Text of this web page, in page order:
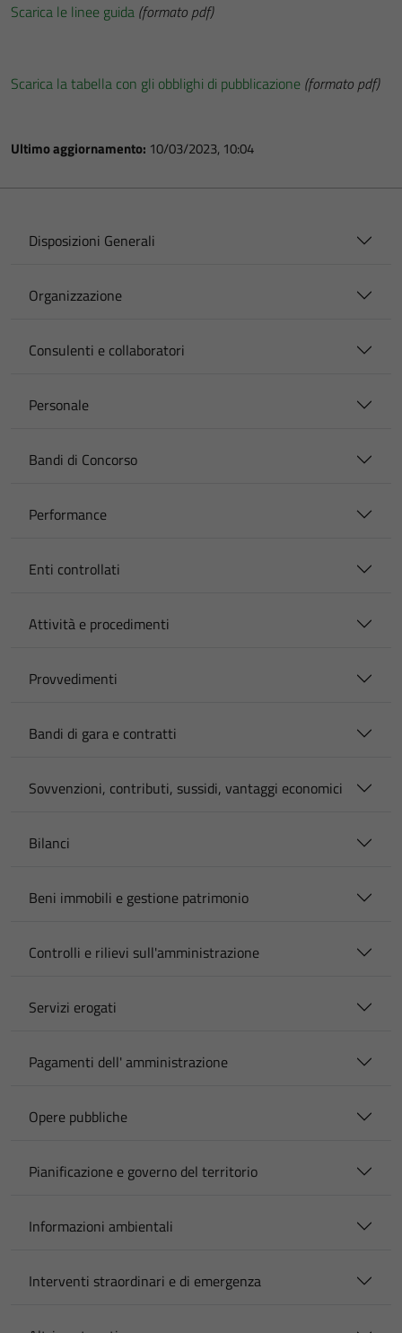
Scarica le linee guida (formato pdf)
Scarica la tabella con gli obblighi di pubblicazione (formato pdf)
Ultimo aggiornamento: 10/03/2023, 10:04
Disposizioni Generali
Organizzazione
Consulenti e collaboratori
Personale
Bandi di Concorso
Performance
Enti controllati
Attività e procedimenti
Provvedimenti
Bandi di gara e contratti
Sovvenzioni, contributi, sussidi, vantaggi economici
Bilanci
Beni immobili e gestione patrimonio
Controlli e rilievi sull'amministrazione
Servizi erogati
Pagamenti dell' amministrazione
Opere pubbliche
Pianificazione e governo del territorio
Informazioni ambientali
Interventi straordinari e di emergenza